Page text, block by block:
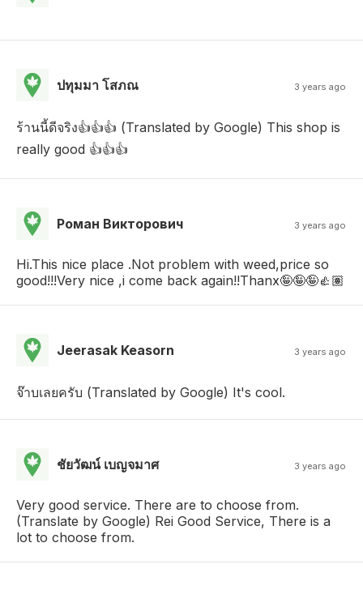
ปทุมมา โสภณ 3 years ago
ร้านนี้ดีจริง👍👍👍 (Translated by Google) This shop is
really good 👍👍👍
Роман Викторович 3 years ago
Hi.This nice place .Not problem with weed,price so
good!!!Very nice ,i come back again!!Thanx🤪🤪🤪👍🏽
Jeerasak Keasorn 3 years ago
จ๊าบเลยครับ (Translated by Google) It's cool.
ชัยวัฒน์ เบญจมาศ 3 years ago
Very good service. There are to choose from.
(Translate by Google) Rei Good Service, There is a
lot to choose from.